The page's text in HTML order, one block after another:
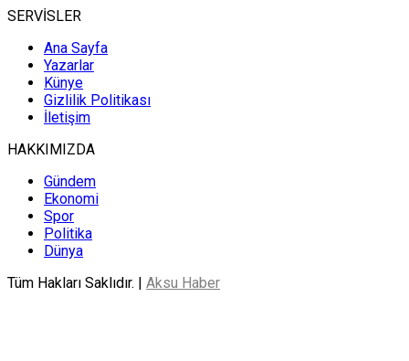
SERVİSLER
Ana Sayfa
Yazarlar
Künye
Gizlilik Politikası
İletişim
HAKKIMIZDA
Gündem
Ekonomi
Spor
Politika
Dünya
Tüm Hakları Saklıdır. | Aksu Haber